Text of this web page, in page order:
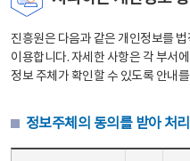
진흥원은 다음과 같은 개인정보를
이용합니다. 자세한 사항은 각 부서
정보 주체가 확인할 수 있도록 안내
정보주체의 동의를 받아 처